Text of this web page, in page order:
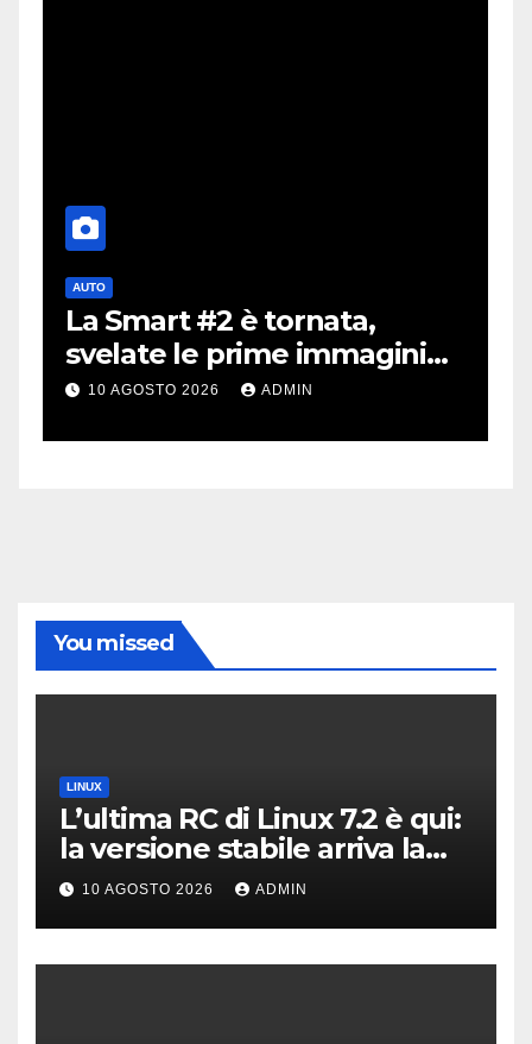
AUTO
La Smart #2 è tornata,
svelate le prime immagini
dell’erede della Fortwo
10 AGOSTO 2026 ADMIN
You missed
LINUX
L’ultima RC di Linux 7.2 è qui:
la versione stabile arriva la
prossima settimana
10 AGOSTO 2026 ADMIN